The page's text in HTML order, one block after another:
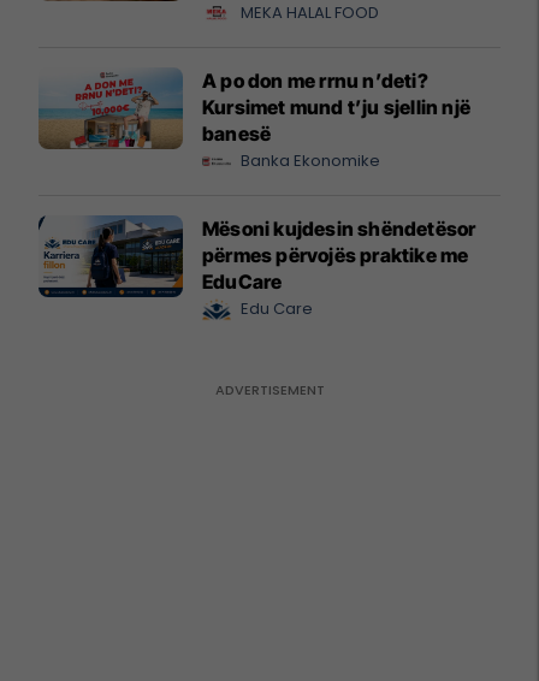
MEKA HALAL FOOD
A po don me rrnu n’deti?
Kursimet mund t’ju sjellin një
banesë
Banka Ekonomike
Mësoni kujdesin shëndetësor
përmes përvojës praktike me
EduCare
Edu Care